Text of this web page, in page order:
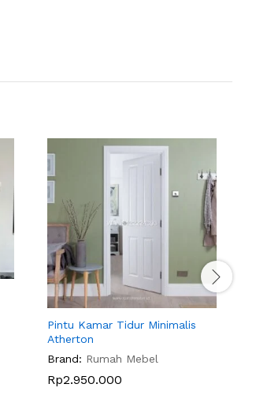
Pintu Kamar Tidur Minimalis
Atherton
Brand: Rumah Mebel
Rp2.950.000